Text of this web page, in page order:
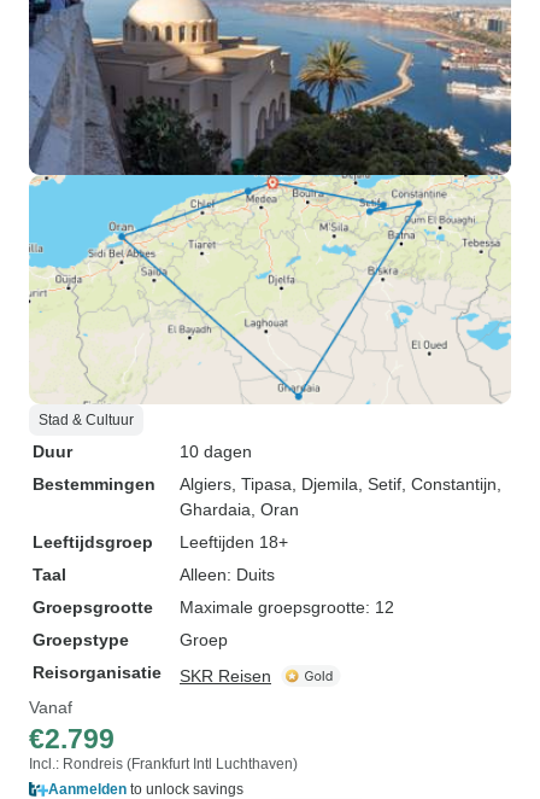
Stad & Cultuur
Duur
10 dagen
Bestemmingen
Algiers , Tipasa , Djemila , Setif , Constantijn
Ghardaia , Oran
Leeftijdsgroep
Leeftijden 18+
Taal
Alleen: Duits
Groepsgrootte
Maximale groepsgrootte: 12
Groepstype
Groep
Reisorganisatie
SKR Reisen
Vanaf
€2.799
Incl.: Rondreis (Frankfurt Intl Luchthaven)
Aanmelden to unlock savings